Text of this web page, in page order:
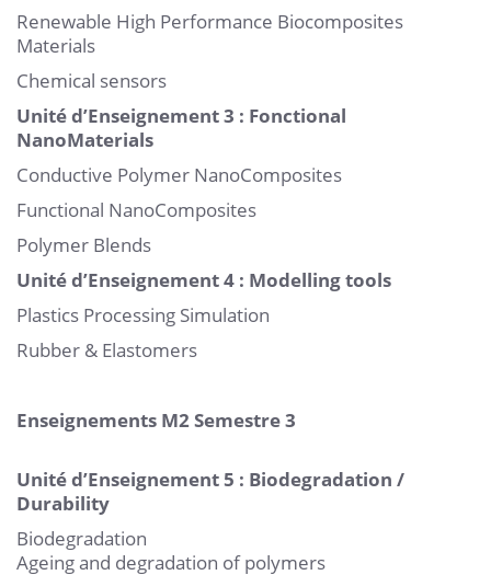
Renewable High Performance Biocomposites
Materials
Chemical sensors
Unité d’Enseignement 3 : Fonctional
NanoMaterials
Conductive Polymer NanoComposites
Functional NanoComposites
Polymer Blends
Unité d’Enseignement 4 : Modelling tools
Plastics Processing Simulation
Rubber & Elastomers
Enseignements M2 Semestre 3
Unité d’Enseignement 5 : Biodegradation /
Durability
Biodegradation
Ageing and degradation of polymers